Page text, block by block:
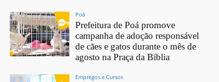
Poá
Prefeitura de Poá promove
campanha de adoção responsável
de cães e gatos durante o mês de
agosto na Praça da Bíblia
Empregos e Cursos